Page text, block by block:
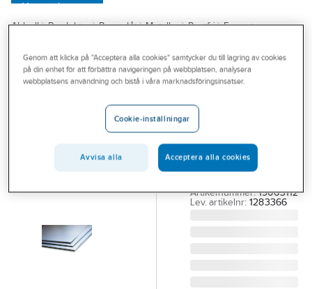
Varumärken
Outlet
Branscher
Ahlsell Produkter Byggplåt Metaller Rostfri Format
Rostfriplåt
Format
1000mm 1.4301
2B
RF PLÅT 1.4301 2B
2000X1000X0.5
Artikelnummer: 19063112
Lev. artikelnr: 1283366
Genom att klicka på "Acceptera alla cookies" samtycker du till lagring av cookies
på din enhet för att förbättra navigeringen på webbplatsen, analysera
webbplatsens användning och bistå i våra marknadsföringsinsatser.
Cookie-inställningar
Avvisa alla Acceptera alla cookies